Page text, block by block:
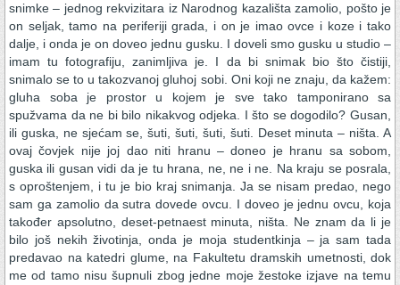
snimke – jednog rekvizitara iz Narodnog kazališta zamolio, pošto je
on seljak, tamo na periferiji grada, i on je imao ovce i koze i tako
dalje, i onda je on doveo jednu gusku. I doveli smo gusku u studio –
imam tu fotografiju, zanimljiva je. I da bi snimak bio što čistiji,
snimalo se to u takozvanoj gluhoj sobi. Oni koji ne znaju, da kažem:
gluha soba je prostor u kojem je sve tako tamponirano sa
spužvama da ne bi bilo nikakvog odjeka. I što se dogodilo? Gusan,
ili guska, ne sjećam se, šuti, šuti, šuti, šuti. Deset minuta – ništa. A
ovaj čovjek nije joj dao niti hranu – doneo je hranu sa sobom,
guska ili gusan vidi da je tu hrana, ne, ne i ne. Na kraju se posrala,
s oproštenjem, i tu je bio kraj snimanja. Ja se nisam predao, nego
sam ga zamolio da sutra dovede ovcu. I doveo je jednu ovcu, koja
također apsolutno, deset-petnaest minuta, ništa. Ne znam da li je
bilo još nekih životinja, onda je moja studentkinja – ja sam tada
predavao na katedri glume, na Fakultetu dramskih umetnosti, dok
me od tamo nisu šupnuli zbog jedne moje žestoke izjave na temu